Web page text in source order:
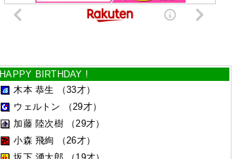
HAPPY BIRTHDAY !
木本 恭生
（33才）
ウェルトン
（29才）
加藤 陸次樹
（29才）
小森 飛絢
（26才）